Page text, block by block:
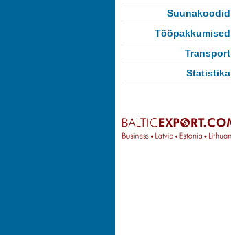
Suunakoodid
Tööpakkumised
Transport
Statistika